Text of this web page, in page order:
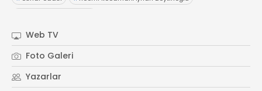
Web TV
Foto Galeri
Yazarlar